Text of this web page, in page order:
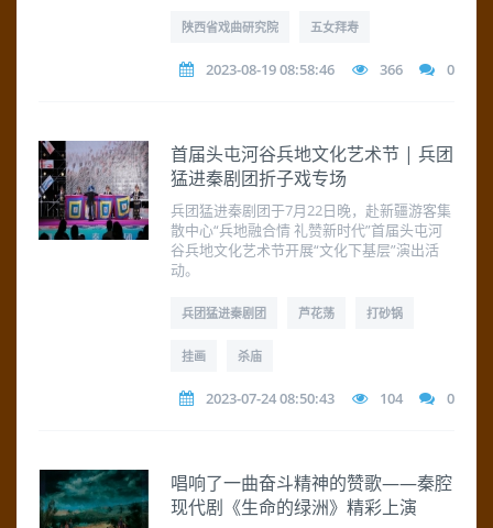
陕西省戏曲研究院 五女拜寿
2023-08-19 08:58:46 366 0
首届头屯河谷兵地文化艺术节 | 兵团
猛进秦剧团折子戏专场
兵团猛进秦剧团于7月22日晚，赴新疆游客集
散中心“兵地融合情 礼赞新时代”首届头屯河
谷兵地文化艺术节开展“文化下基层”演出活
动。
兵团猛进秦剧团 芦花荡 打砂锅
挂画 杀庙
2023-07-24 08:50:43 104 0
唱响了一曲奋斗精神的赞歌——秦腔
现代剧《生命的绿洲》精彩上演